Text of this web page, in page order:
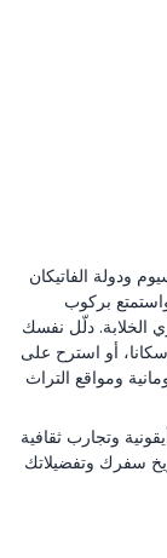
ودولة الفاتيكان
بركوب
الخلابة. دلّل نفسك
أو استرح على
ومواقع التراث
وجهات أيقونية وتجارب ثقافية
سفرك وتفضيلاتك